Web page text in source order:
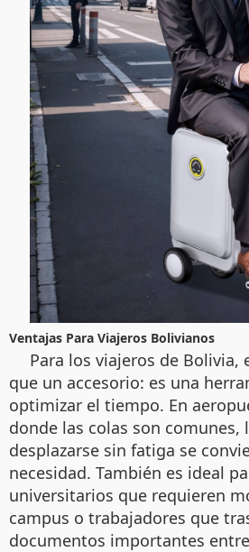
Ventajas Para Viajeros Bolivianos
Para los viajeros de Bolivia,
que un accesorio: es una
optimizar el tiempo. En
donde las colas son comunes,
desplazarse sin fatiga se
necesidad. También es ideal
universitarios que requieren
campus o trabajadores que
documentos importantes